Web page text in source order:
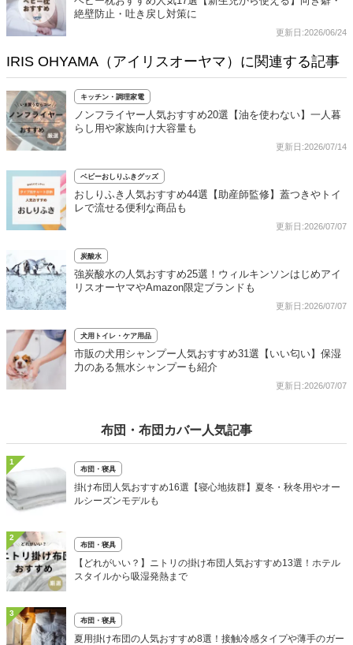
絶壁防止・吐き戻し対策に
更新日:2026/06/24
IRIS OHYAMA（アイリスオーヤマ）に関連する記事
キッチン・調理家電
ノンフライヤー人気おすすめ20選【油を使わない】一人暮
らし用や家族向け大容量も
更新日:2026/07/14
ベビーおしりふきグッズ
おしりふき人気おすすめ44選【助産師監修】蓋つきやトイ
レで流せる便利な商品も
更新日:2026/07/07
炭酸水
強炭酸水の人気おすすめ25選！ウィルキンソンはじめアイ
リスオーヤマやAmazon限定ブランドも
更新日:2026/07/07
犬用トイレ・ケア用品
市販の犬用シャンプー人気おすすめ31選【いい匂い】保湿
力のある無水シャンプーも紹介
更新日:2026/07/07
布団・布団カバー人気記事
1
布団・寝具
掛け布団人気おすすめ16選【寝心地抜群】夏冬・秋冬用やオー
ルシーズンモデルも
2
布団・寝具
【どれがいい？】ニトリの掛け布団人気おすすめ13選！ホテル
スタイルから吸湿発熱まで
3
布団・寝具
夏用掛け布団の人気おすすめ8選！接触冷感タイプや薄手のガー